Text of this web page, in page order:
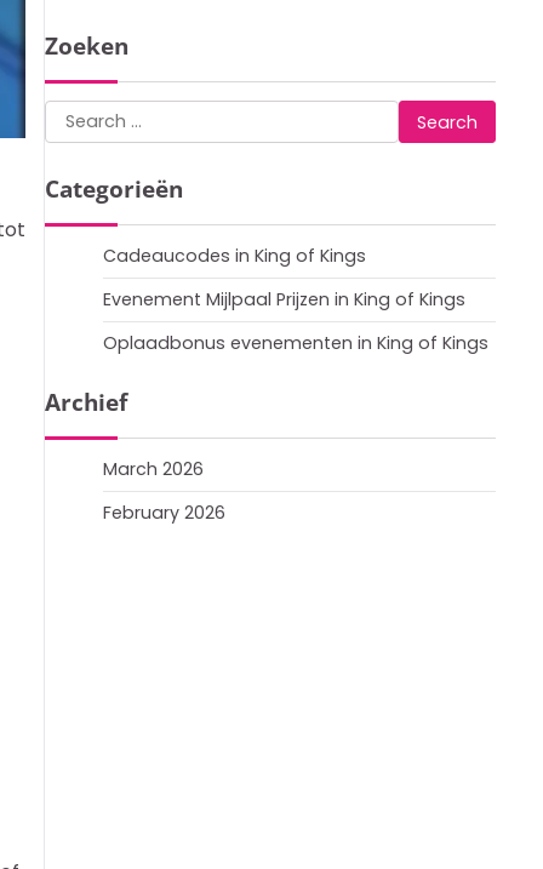
Zoeken
Search
for:
Categorieën
Cadeaucodes in King of Kings
Evenement Mijlpaal Prijzen in King of Kings
Oplaadbonus evenementen in King of Kings
Archief
March 2026
February 2026